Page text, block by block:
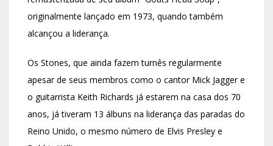
originalmente lançado em 1973, quando também
alcançou a liderança.
Os Stones, que ainda fazem turnês regularmente
apesar de seus membros como o cantor Mick Jagger e
o guitarrista Keith Richards já estarem na casa dos 70
anos, já tiveram 13 álbuns na liderança das paradas do
Reino Unido, o mesmo número de Elvis Presley e